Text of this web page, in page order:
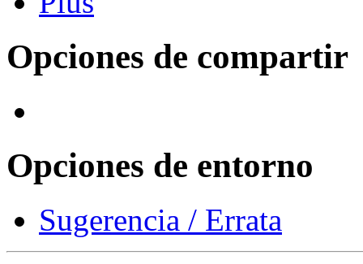
Opciones de compartir
Opciones de entorno
Sugerencia / Errata